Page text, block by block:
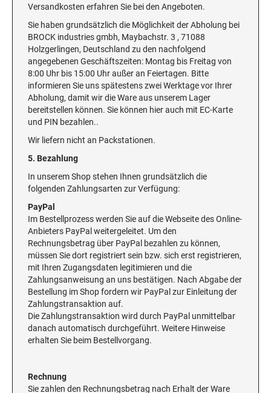
Versandkosten erfahren Sie bei den Angeboten.
Sie haben grundsätzlich die Möglichkeit der Abholung bei
BROCK industries gmbh, Maybachstr. 3 , 71088
Holzgerlingen, Deutschland zu den nachfolgend
angegebenen Geschäftszeiten: Montag bis Freitag von
8:00 Uhr bis 15:00 Uhr außer an Feiertagen. Bitte
informieren Sie uns spätestens zwei Werktage vor Ihrer
Abholung, damit wir die Ware aus unserem Lager
bereitstellen können. Sie können hier auch mit EC-Karte
und PIN bezahlen..
Wir liefern nicht an Packstationen.
5. Bezahlung
In unserem Shop stehen Ihnen grundsätzlich die
folgenden Zahlungsarten zur Verfügung:
PayPal
Im Bestellprozess werden Sie auf die Webseite des Online-
Anbieters PayPal weitergeleitet. Um den
Rechnungsbetrag über PayPal bezahlen zu können,
müssen Sie dort registriert sein bzw. sich erst registrieren,
mit Ihren Zugangsdaten legitimieren und die
Zahlungsanweisung an uns bestätigen. Nach Abgabe der
Bestellung im Shop fordern wir PayPal zur Einleitung der
Zahlungstransaktion auf.
Die Zahlungstransaktion wird durch PayPal unmittelbar
danach automatisch durchgeführt. Weitere Hinweise
erhalten Sie beim Bestellvorgang.
Rechnung
Sie zahlen den Rechnungsbetrag nach Erhalt der Ware